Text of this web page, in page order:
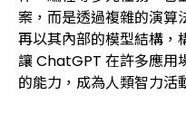
案，而是透過複雜的演算
再以其內部的模型結構，
讓 ChatGPT 在許多應用
的能力，成為人類智力活